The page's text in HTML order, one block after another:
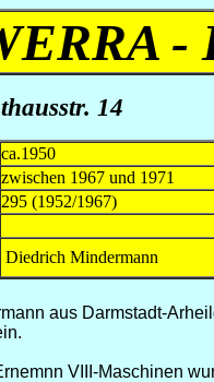
14
ca.1950
zwischen 1967 und 1971
295 (1952/1967)
Diedrich Mindermann
aus Darmstadt-
VIII-Maschinen